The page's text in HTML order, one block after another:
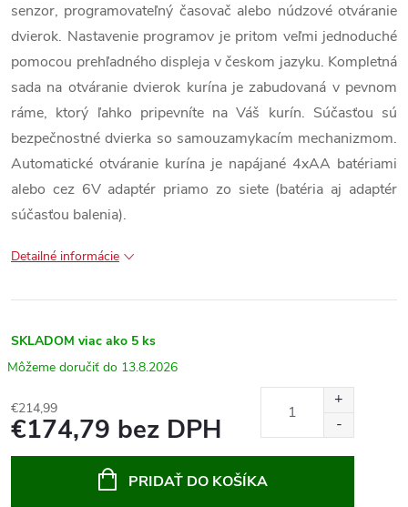
senzor, programovateľný časovač alebo núdzové otváranie
dvierok. Nastavenie programov je pritom veľmi jednoduché
pomocou prehľadného displeja v českom jazyku. Kompletná
sada na otváranie dvierok kurína je zabudovaná v pevnom
ráme, ktorý ľahko pripevníte na Váš kurín. Súčasťou sú
bezpečnostné dvierka so samouzamykacím mechanizmom.
Automatické otváranie kurína je napájané 4xAA batériami
alebo cez 6V adaptér priamo zo siete (batéria aj adaptér
súčasťou balenia).
Detailné informácie
SKLADOM viac ako 5 ks
13.8.2026
€214,99
€174,79 bez DPH
PRIDAŤ DO KOŠÍKA